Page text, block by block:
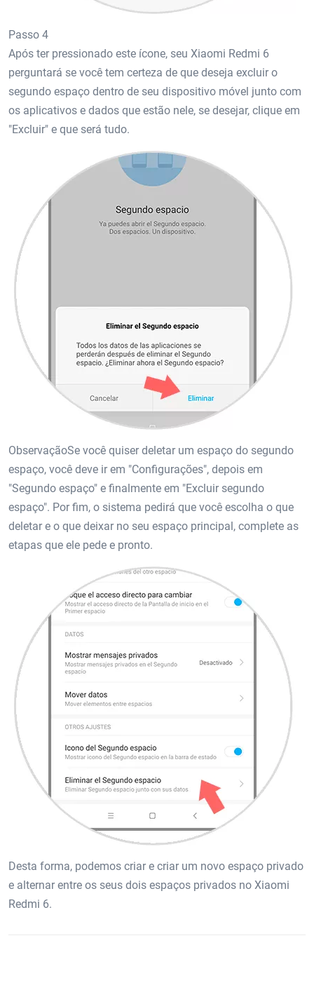
Passo 4
Após ter pressionado este ícone, seu Xiaomi Redmi 6
perguntará se você tem certeza de que deseja excluir o
segundo espaço dentro de seu dispositivo móvel junto com
os aplicativos e dados que estão nele, se desejar, clique em
"Excluir" e que será tudo.
ObservaçãoSe você quiser deletar um espaço do segundo
espaço, você deve ir em "Configurações", depois em
"Segundo espaço" e finalmente em "Excluir segundo
espaço". Por fim, o sistema pedirá que você escolha o que
deletar e o que deixar no seu espaço principal, complete as
etapas que ele pede e pronto.
Desta forma, podemos criar e criar um novo espaço privado
e alternar entre os seus dois espaços privados no Xiaomi
Redmi 6.